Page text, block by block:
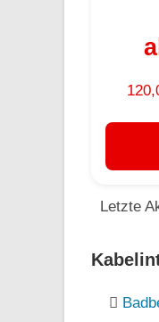
Letzte